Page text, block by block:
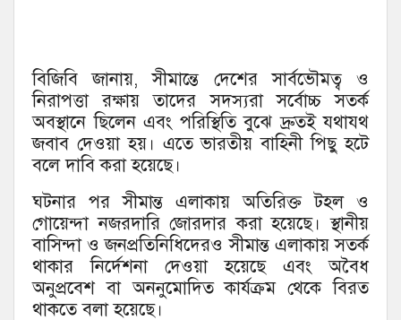
বিজিবি জানায়, সীমান্তে দেশের সার্বভৌমত্ব ও
নিরাপত্তা রক্ষায় তাদের সদস্যরা সর্বোচ্চ সতর্ক
অবস্থানে ছিলেন এবং পরিস্থিতি বুঝে দ্রুতই যথাযথ
জবাব দেওয়া হয়। এতে ভারতীয় বাহিনী পিছু হটে
বলে দাবি করা হয়েছে।
ঘটনার পর সীমান্ত এলাকায় অতিরিক্ত টহল ও
গোয়েন্দা নজরদারি জোরদার করা হয়েছে। স্থানীয়
বাসিন্দা ও জনপ্রতিনিধিদেরও সীমান্ত এলাকায় সতর্ক
থাকার নির্দেশনা দেওয়া হয়েছে এবং অবৈধ
অনুপ্রবেশ বা অননুমোদিত কার্যক্রম থেকে বিরত
থাকতে বলা হয়েছে।